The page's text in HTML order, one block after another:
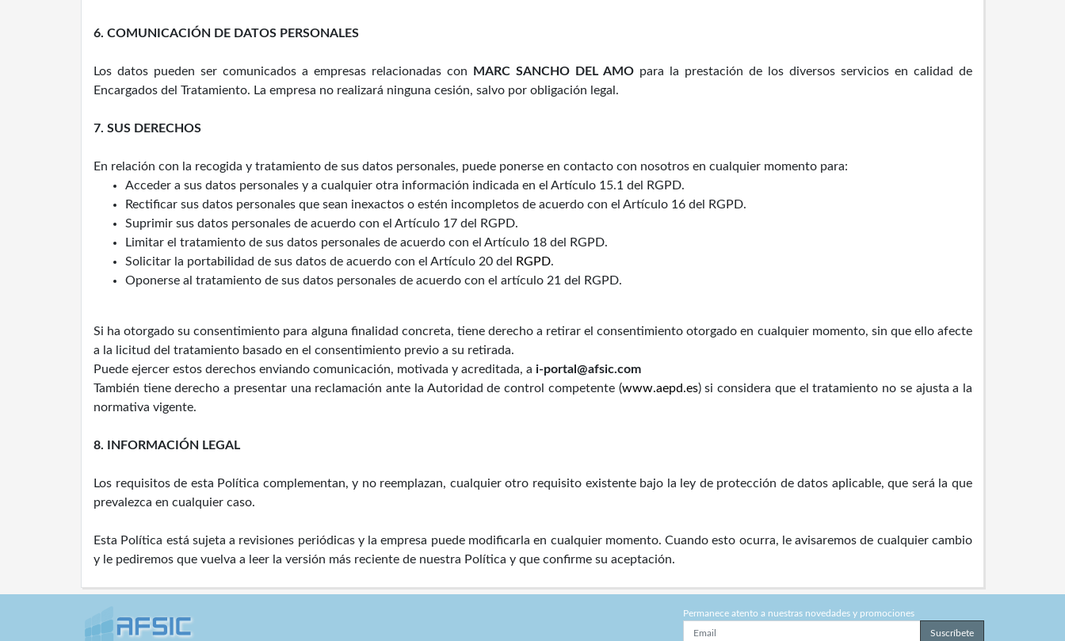
6. COMUNICACIÓN DE DATOS PERSONALES
Los datos pueden ser comunicados a empresas relacionadas con MARC SANCHO DEL AMO para la prestación de los diversos servicios en calidad de
Encargados del Tratamiento. La empresa no realizará ninguna cesión, salvo por obligación legal.
7. SUS DERECHOS
En relación con la recogida y tratamiento de sus datos personales, puede ponerse en contacto con nosotros en cualquier momento para:
Acceder a sus datos personales y a cualquier otra información indicada en el Artículo 15.1 del RGPD.
Rectificar sus datos personales que sean inexactos o estén incompletos de acuerdo con el Artículo 16 del RGPD.
Suprimir sus datos personales de acuerdo con el Artículo 17 del RGPD.
Limitar el tratamiento de sus datos personales de acuerdo con el Artículo 18 del RGPD.
Solicitar la portabilidad de sus datos de acuerdo con el Artículo 20 del
RGPD.
Oponerse al tratamiento de sus datos personales de acuerdo con el artículo 21 del RGPD.
Si ha otorgado su consentimiento para alguna finalidad concreta, tiene derecho a retirar el consentimiento otorgado en cualquier momento, sin que ello afecte
a la licitud del tratamiento basado en el consentimiento previo a su retirada.
Puede ejercer estos derechos enviando comunicación, motivada y acreditada, a i-portal@afsic.com
También tiene derecho a presentar una reclamación ante la Autoridad de control competente (www.aepd.es) si considera que el tratamiento no se ajusta a la
normativa vigente.
8. INFORMACIÓN LEGAL
Los requisitos de esta Política complementan, y no reemplazan, cualquier otro requisito existente bajo la ley de protección de datos aplicable, que será la que
prevalezca en cualquier caso.
Esta Política está sujeta a revisiones periódicas y la empresa puede modificarla en cualquier momento. Cuando esto ocurra, le avisaremos de cualquier cambio
y le pediremos que vuelva a leer la versión más reciente de nuestra Política y que confirme su aceptación.
Permanece atento a nuestras novedades y promociones
Suscríbete